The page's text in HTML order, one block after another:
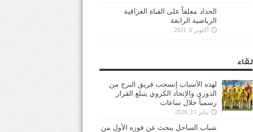
الحداد معلقاً على القناة العراقية
الرياضية الرابعة
أكتوبر 6, 2021
لقاء
لهذه الأسباب إنسحب فريق البرج من
الدوري والإتحاد الكروي يتبلغ القرار
رسمياً خلال ساعات
يناير 13, 2026
شباب الساحل يبحث عن فوزه الأول من